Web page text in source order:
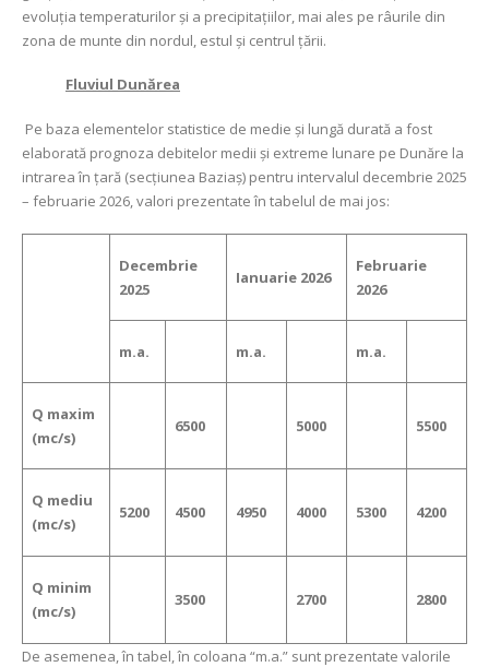
evoluţia temperaturilor şi a precipitaţiilor, mai ales pe râurile din
zona de munte din nordul, estul şi centrul ţării.
Fluviul Dunărea
Pe baza elementelor statistice de medie şi lungă durată a fost
elaborată prognoza debitelor medii şi extreme lunare pe Dunăre la
intrarea în ţară (secţiunea Baziaş) pentru intervalul decembrie 2025
– februarie 2026, valori prezentate în tabelul de mai jos:
Decembrie
2025
Ianuarie 2026
Februarie
2026
m.a. m.a. m.a.
Q maxim
(mc/s)
6500 5000 5500
Q mediu
(mc/s)
5200 4500 4950 4000 5300 4200
Q minim
(mc/s)
3500 2700 2800
De asemenea, în tabel, în coloana “m.a.” sunt prezentate valorile